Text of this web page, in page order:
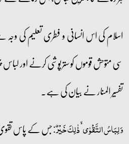
اسلام کی اس انسانی و فطری تعلیم کی
سی متوحش قوموں کو سترپوشی کرنے اور لباس
تفسیر المنار نے بیان کی ہے۔
وَ لِبَاسُ التَّقۡوٰی ۙ ذٰلِکَ خَیۡرٌ:جس کے پاس تقویٰ